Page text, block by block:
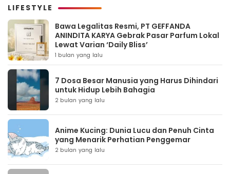
LIFESTYLE
Bawa Legalitas Resmi, PT GEFFANDA
ANINDITA KARYA Gebrak Pasar Parfum Lokal
Lewat Varian ‘Daily Bliss’
1 bulan yang lalu
7 Dosa Besar Manusia yang Harus Dihindari
untuk Hidup Lebih Bahagia
2 bulan yang lalu
Anime Kucing: Dunia Lucu dan Penuh Cinta
yang Menarik Perhatian Penggemar
2 bulan yang lalu